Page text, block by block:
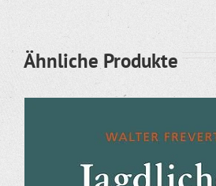
Ähnliche Produkte